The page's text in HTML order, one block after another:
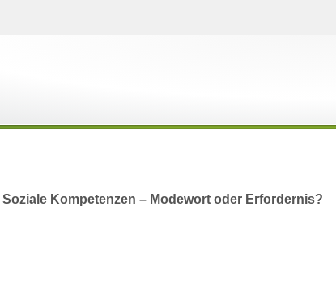
Soziale Kompetenzen – Modewort oder Erfordernis?